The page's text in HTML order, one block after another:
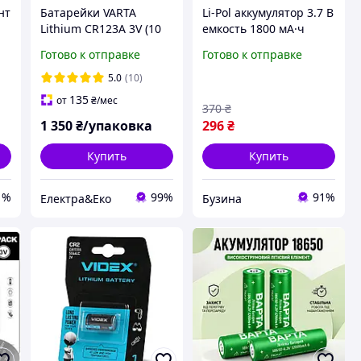
Батарейки VARTA
Lithium CR123A 3V (10
элементы питания для
фотоаппаратов,
фонарей,
сигнализаций
Готово к отправке
5.0 (10)
от 135 ₴/мес
1 350 ₴/упаковка
Купить
Електра&Еко 99%
Li-Pol аккумулятор 3.7 В
емкость 1800 мА·ч
гаджетов topshop
Готово к отправке
296₴
370 ₴
Купить
Бузина 91%